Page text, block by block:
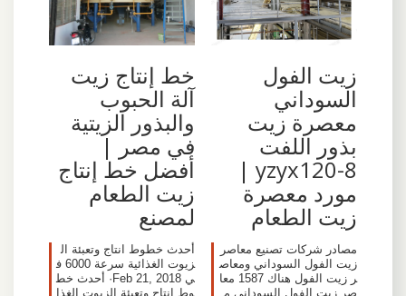
زيت الفول
السوداني
معصرة زيت
بذور اللفت
yzyx120-8 |
مورد معصرة
زيت الطعام
مصادر شركات تصنيع معاصر
زيت الفول السوداني ومعاص
ر زيت الفول هناك 1587 معا
صر زيت الفول السوداني م
خط إنتاج زيت
آلة الحبوب
والبذور الزيتية
في مصر |
أفضل خط إنتاج
زيت الطعام
لمصنع
أحدث خطوط انتاج وتعبئة ال
زيوت الغذائية سرعة 6000 ف
ي Feb 21, 2018· أحدث خط
وط انتاج وتعبئة الزيوت الغذا